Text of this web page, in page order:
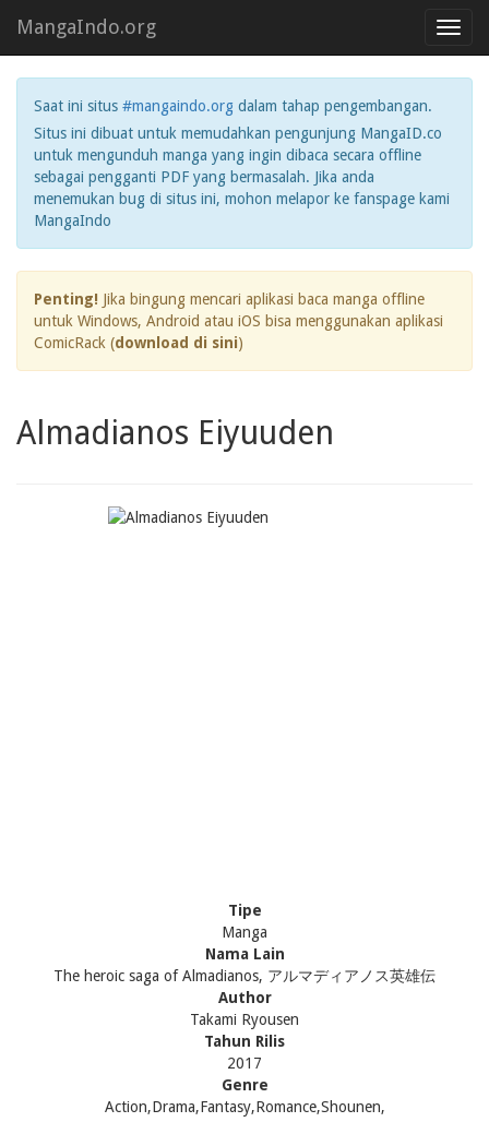
MangaIndo.org
Saat ini situs #mangaindo.org dalam tahap pengembangan.
Situs ini dibuat untuk memudahkan pengunjung MangaID.co
untuk mengunduh manga yang ingin dibaca secara offline
sebagai pengganti PDF yang bermasalah. Jika anda
menemukan bug di situs ini, mohon melapor ke fanspage kami
MangaIndo
Penting! Jika bingung mencari aplikasi baca manga offline
untuk Windows, Android atau iOS bisa menggunakan aplikasi
ComicRack (download di sini)
Almadianos Eiyuuden
Tipe
Manga
Nama Lain
The heroic saga of Almadianos, アルマディアノス英雄伝
Author
Takami Ryousen
Tahun Rilis
2017
Genre
Action,Drama,Fantasy,Romance,Shounen,